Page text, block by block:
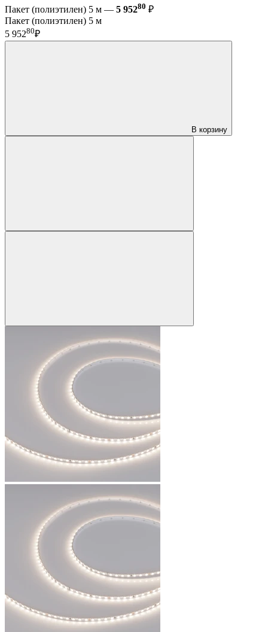
Пакет (полиэтилен) 5 м — 5 95280 ₽
Пакет (полиэтилен) 5 м
5 95280₽
В корзину